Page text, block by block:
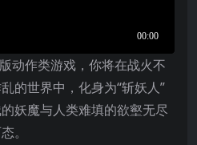
动作类游戏，你将在战火不
的世界中，化身为“斩妖人”
妖魔与人类难填的欲壑无尽
。